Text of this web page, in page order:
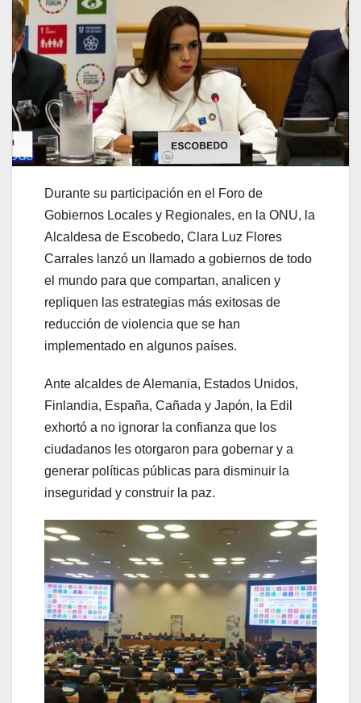
Durante su participación en el Foro de
Gobiernos Locales y Regionales, en la ONU, la
Alcaldesa de Escobedo, Clara Luz Flores
Carrales lanzó un llamado a gobiernos de todo
el mundo para que compartan, analicen y
repliquen las estrategias más exitosas de
reducción de violencia que se han
implementado en algunos países.
Ante alcaldes de Alemania, Estados Unidos,
Finlandia, España, Cañada y Japón, la Edil
exhortó a no ignorar la confianza que los
ciudadanos les otorgaron para gobernar y a
generar políticas públicas para disminuir la
inseguridad y construir la paz.